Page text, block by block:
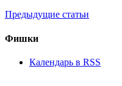
Предыдущие статьи
Фишки
Календарь в RSS